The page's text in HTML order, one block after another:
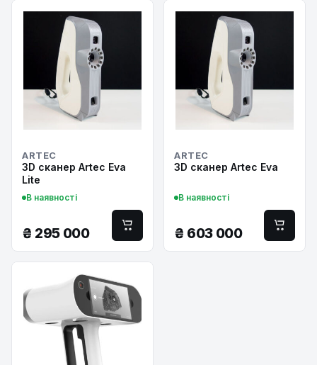
ARTEC
3D сканер Artec Eva
Lite
В наявності
₴ 295 000
ARTEC
3D сканер Artec Eva
В наявності
₴ 603 000